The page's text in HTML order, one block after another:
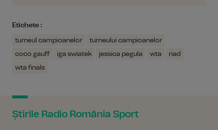
Etichete :
turneul campioanelor
turneului campioanelor
coco gauff
iga swiatek jessica pegula wta
riad
wta finals
Știrile Radio România Sport